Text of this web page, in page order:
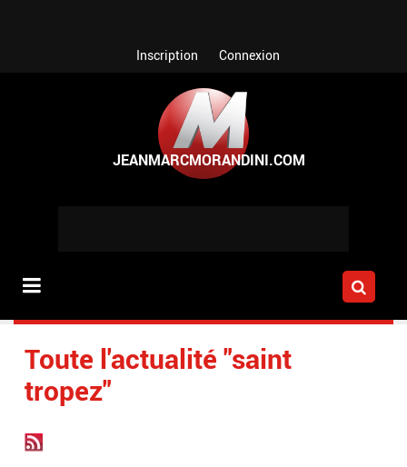
Inscription Connexion
Toute l'actualité "saint
tropez"